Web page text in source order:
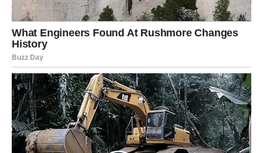
Škorpije prolaze kroz najdublju transformaciju. Bliska
budućnost donosi kraj jednog ciklusa i početak potpuno
novog. Vi više niste ista osoba – i to je vaša snaga.
U ljubavi – sudbinski susreti ili konačno zatvaranje prošlih
priča. U poslu – moćna odluka koja vam vraća kontrolu.
Suština promene:istina vas oslobađa.